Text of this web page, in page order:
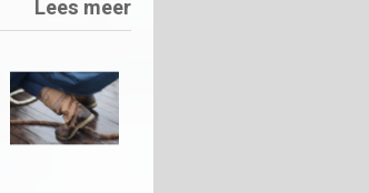
Lees meer